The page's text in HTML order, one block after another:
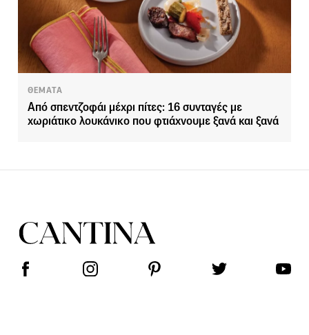
ΘΕΜΑΤΑ
Από σπεντζοφάι μέχρι πίτες: 16 συνταγές με
χωριάτικο λουκάνικο που φτιάχνουμε ξανά και ξανά